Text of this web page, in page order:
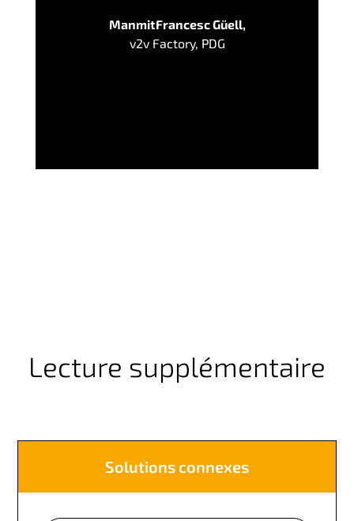
ManmitFrancesc Güell,
v2v Factory, PDG
Lecture supplémentaire
Solutions connexes